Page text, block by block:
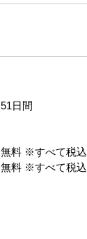
日間
料 ※すべて税込
料 ※すべて税込